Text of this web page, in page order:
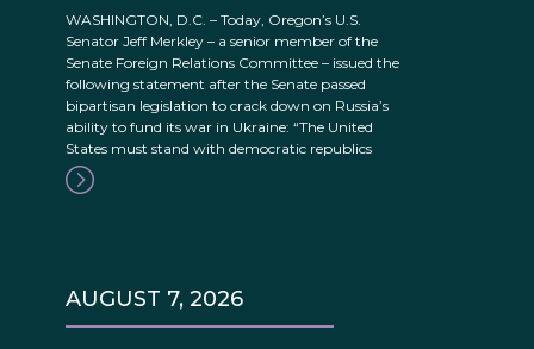
WASHINGTON, D.C. – Today, Oregon’s U.S.
Senator Jeff Merkley – a senior member of the
Senate Foreign Relations Committee – issued the
following statement after the Senate passed
bipartisan legislation to crack down on Russia’s
ability to fund its war in Ukraine: “The United
States must stand with democratic republics
AUGUST 7, 2026